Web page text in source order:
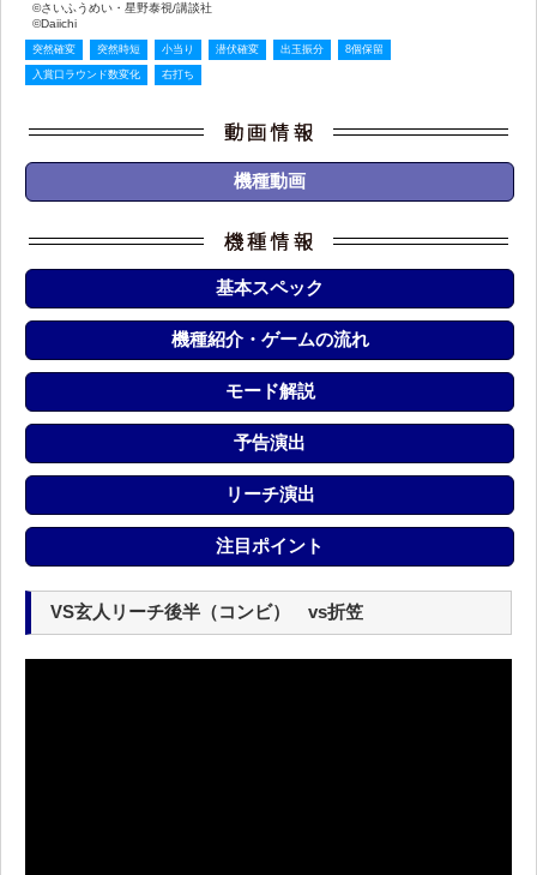
©さいふうめい・星野泰視/講談社
©Daiichi
突然確変 突然時短 小当り 潜伏確変 出玉振分 8個保留
入賞口ラウンド数変化 右打ち
機種動画
基本スペック
機種紹介・ゲームの流れ
モード解説
予告演出
リーチ演出
注目ポイント
VS玄人リーチ後半（コンビ） vs折笠